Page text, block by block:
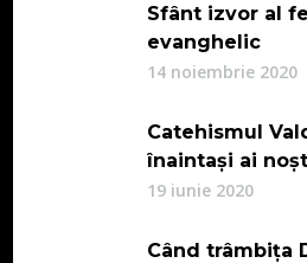
Sfânt izvor al
evanghelic
14 noiembrie 2020
Catehismul
înaintași ai
19 iunie 2020
Când trâmbița